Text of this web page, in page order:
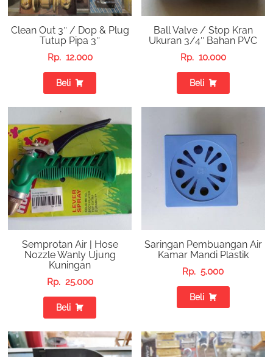
Clean Out 3″ / Dop & Plug
Tutup Pipa 3″
Rp. 12.000
Beli
Ball Valve / Stop Kran
Ukuran 3/4″ Bahan PVC
Rp. 10.000
Beli
Semprotan Air | Hose
Nozzle Wanly Ujung
Kuningan
Rp. 25.000
Beli
Saringan Pembuangan Air
Kamar Mandi Plastik
Rp. 5.000
Beli